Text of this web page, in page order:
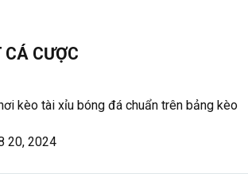
CƯỢC
kèo tài xỉu bóng đá chuẩn trên bảng kèo
20, 2024